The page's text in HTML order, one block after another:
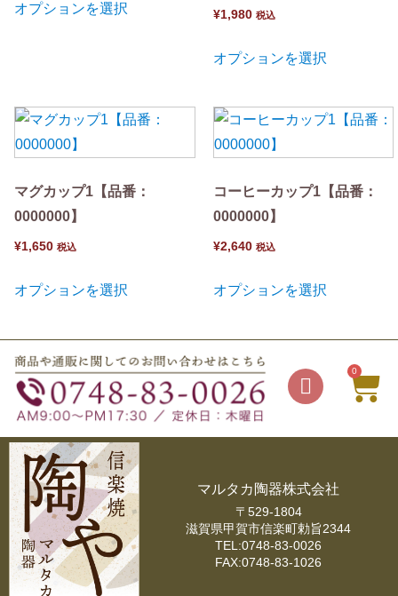
オプションを選択 ¥1,980 税込
オプションを選択
マグカップ1【品番：
0000000】
¥1,650 税込
オプションを選択
コーヒーカップ1【品番：
0000000】
¥2,640 税込
オプションを選択
0
マルタカ陶器株式会社
〒529-1804
滋賀県甲賀市信楽町勅旨2344
TEL:0748-83-0026
FAX:0748-83-1026